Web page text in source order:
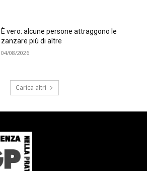
È vero: alcune persone attraggono le
zanzare più di altre
04/08/2026
Carica altri